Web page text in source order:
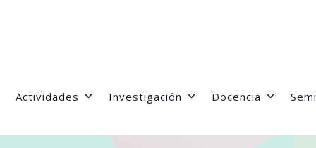
Actividades Investigación Docencia